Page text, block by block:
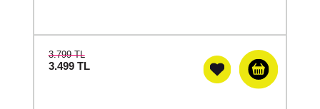
3.799 TL
3.499 TL